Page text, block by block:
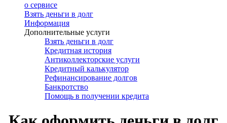
о сервисе
Взять деньги в долг
Информация
Дополнительные услуги
Взять деньги в долг
Кредитная история
Антиколлекторские услуги
Кредитный калькулятор
Рефинансирование долгов
Банкротство
Помощь в получении кредита